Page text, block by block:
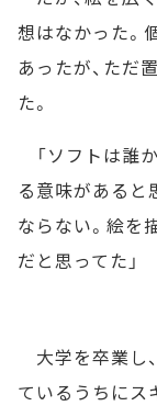
想はなかった。
あったが、ただ
た。
「ソフトは誰
る意味があると
ならない。絵を
だと思ってた」
大学を卒業し
ているうちにス